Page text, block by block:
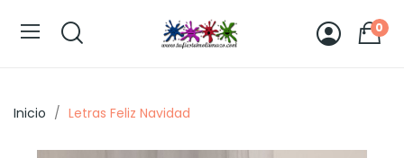
0
Inicio Letras Feliz Navidad